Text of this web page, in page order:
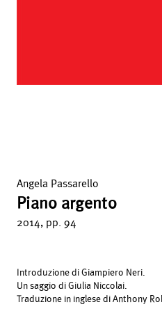
Angela Passarello
Piano argento
2014, pp. 94
Introduzione di Giampiero Neri.
Un saggio di Giulia Niccolai.
Traduzione in inglese di Anthony